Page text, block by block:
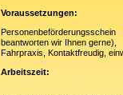
Voraussetzungen:
beantworten wir Ihnen gerne),
Fahrpraxis, Kontaktfreudig,
Arbeitszeit: